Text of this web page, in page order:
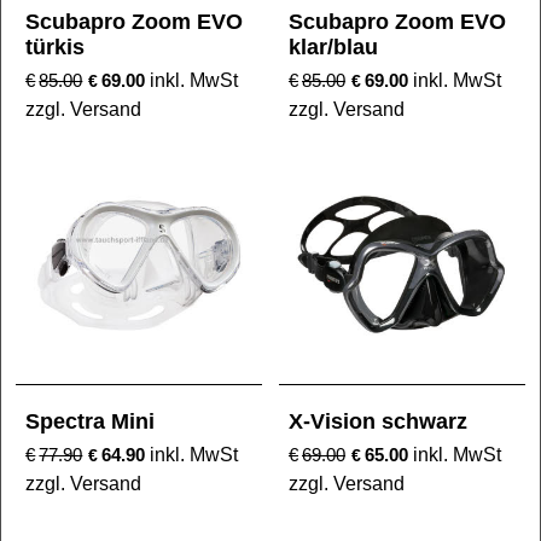
Scubapro Zoom EVO
türkis
€85.00 € 69.00 inkl. MwSt
zzgl. Versand
Scubapro Zoom EVO
klar/blau
€85.00 €69.00 inkl. MwSt
zzgl. Versand
Spectra Mini
€77.90 € 64.90 inkl. MwSt
zzgl. Versand
X-Vision schwarz
€69.00 €65.00 inkl. MwSt
zzgl. Versand